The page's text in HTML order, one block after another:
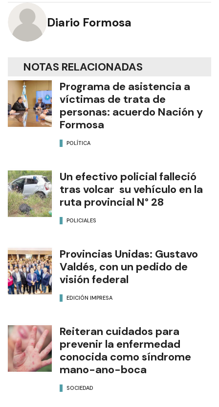
Diario Formosa
NOTAS RELACIONADAS
Programa de asistencia a
víctimas de trata de
personas: acuerdo Nación y
Formosa
POLÍTICA
Un efectivo policial falleció
tras volcar su vehículo en la
ruta provincial N° 28
POLICIALES
Provincias Unidas: Gustavo
Valdés, con un pedido de
visión federal
EDICIÓN IMPRESA
Reiteran cuidados para
prevenir la enfermedad
conocida como síndrome
mano-ano-boca
SOCIEDAD